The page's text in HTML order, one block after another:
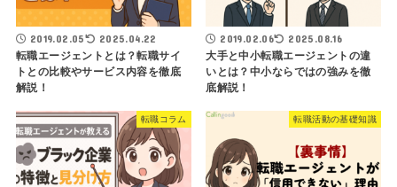
2019.02.05 2025.04.22
転職エージェントとは？転職サイ
トとの比較やサービス内容を徹底
解説！
2019.02.06 2025.08.16
大手と中小転職エージェントの違
いとは？中小ならではの強みを徹
底解説！
転職コラム 転職活動の基礎知識